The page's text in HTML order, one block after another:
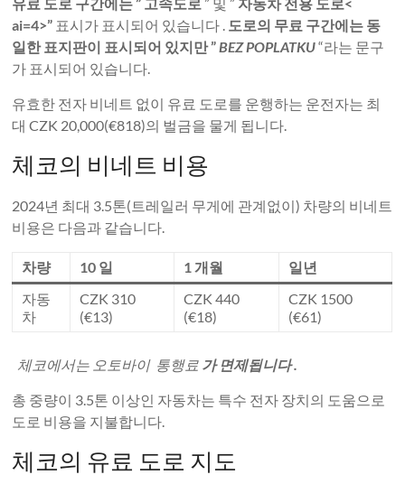
ai=4>” 표시가 표시되어 있습니다 . 도로의 무료 구간에는 동
일한 표지판이 표시되어 있지만 ”BEZ POPLATKU“라는 문구
가 표시되어 있습니다.
유효한 전자 비네트 없이 유료 도로를 운행하는 운전자는 최
대 CZK 20,000(€818)의 벌금을 물게 됩니다.
체코의 비네트 비용
2024년 최대 3.5톤(트레일러 무게에 관계없이) 차량의 비네트
비용은 다음과 같습니다.
차량 10 일 1 개월
일년
자동
차
CZK 310
(€13)
CZK 440
(€18)
CZK 1500
(€61)
체코에서는 오토바이 통행료 가 면제됩니다 .
총 중량이 3.5톤 이상인 자동차는 특수 전자 장치의 도움으로
도로 비용을 지불합니다.
체코의 유료 도로 지도